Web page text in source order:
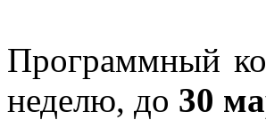
Программный
неделю, до 30